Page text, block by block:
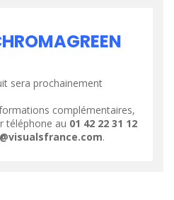
sera prochainement
complémentaires,
téléphone au 01 42 22 31 12
.